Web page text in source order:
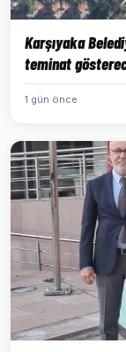
Karşıyaka
teminat
1 gün önce